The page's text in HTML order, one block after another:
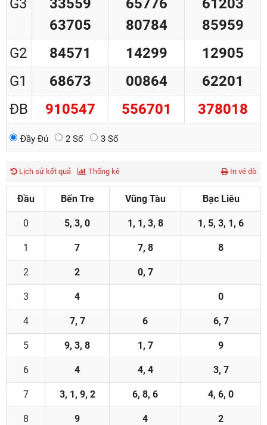
G3
33559
63705
65776
80784
61203
85959
G2
84571 14299
12905
G1
68673 00864
62201
ĐB
910547 556701 378018
Đầy Đủ 2 Số 3 Số
Lịch sử kết quả Thống kê In vé dò
Đầu Bến Tre Vũng Tàu Bạc Liêu
0 5, 3, 0 1, 1, 3, 8 1, 5, 3, 1, 6
1 7 7, 8 8
2 2 0, 7
3 4 0
4 7, 7 6 6, 7
5 9, 3, 8 1, 7 9
6 4 4, 4 3, 7
7 3, 1, 9, 2 6, 8, 6 4, 6, 0
8 9 4 2